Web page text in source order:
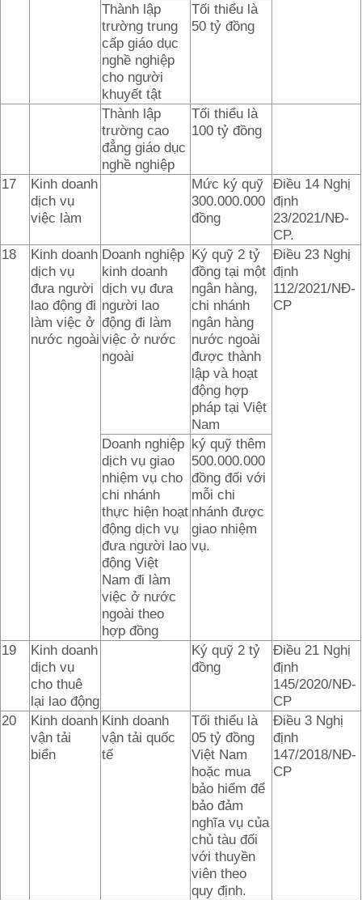
Thành lập
trường trung
cấp giáo dục
nghề nghiệp
cho người
khuyết tật
Tối thiểu là
50 tỷ đồng
Thành lập
trường cao
đẳng giáo dục
nghề nghiệp
Tối thiểu là
100 tỷ đồng
17
Kinh doanh
dịch vụ
việc làm
Mức ký quỹ
300.000.000
đồng
Điều 14 Nghị
định
23/2021/NĐ-
CP.
18
Kinh doanh
dịch vụ
đưa người
lao động đi
làm việc ở
nước ngoài
Doanh nghiệp
kinh doanh
dịch vụ đưa
người lao
động đi làm
việc ở nước
ngoài
Ký quỹ 2 tỷ
đồng tại một
ngân hàng,
chi nhánh
ngân hàng
nước ngoài
được thành
lập và hoạt
động hợp
pháp tại Việt
Nam
Điều 23 Nghị
định
112/2021/NĐ-
CP
Doanh nghiệp
dịch vụ giao
nhiệm vụ cho
chi nhánh
thực hiện hoạt
động dịch vụ
đưa người lao
động Việt
Nam đi làm
việc ở nước
ngoài theo
hợp đồng
ký quỹ thêm
500.000.000
đồng đối với
mỗi chi
nhánh được
giao nhiệm
vụ.
19
Kinh doanh
dịch vụ
cho thuê
lại lao động
Ký quỹ 2 tỷ
đồng
Điều 21 Nghị
định
145/2020/NĐ-
CP
20
Kinh doanh
vận tải
biển
Kinh doanh
vận tải quốc
tế
Tối thiểu là
05 tỷ đồng
Việt Nam
hoặc mua
bảo hiểm để
bảo đảm
nghĩa vụ của
chủ tàu đối
với thuyền
viên theo
quy định.
Điều 3 Nghị
định
147/2018/NĐ-
CP